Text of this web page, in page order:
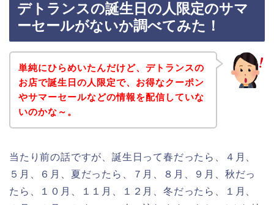
デトランスの誕生日の人限定のサマ
ーセールがないか調べてみた！
単純にひらめいたんだけど、デトランスの
お店で誕生日の人限定で、お得なクーポン
やサマーセールなどの情報を配信していな
いのかな～。
当たり前の話ですが、誕生日って春だったら、４月、
５月、６月、夏だったら、７月、８月、９月、秋だっ
たら、１０月、１１月、１２月、冬だったら、１月、